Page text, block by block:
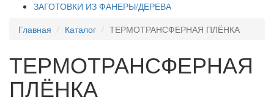
ЗАГОТОВКИ ИЗ ФАНЕРЫ/ДЕРЕВА
Главная
Каталог ТЕРМОТРАНСФЕРНАЯ ПЛЁНКА
ТЕРМОТРАНСФЕРНАЯ
ПЛЁНКА